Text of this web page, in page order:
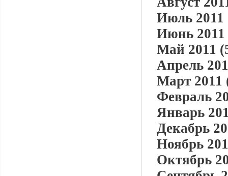
Июль 2011
Июнь 2011
Май 2011
Апрель
Март 2011
Февраль
Январь
Декабрь
Ноябрь
Октябрь